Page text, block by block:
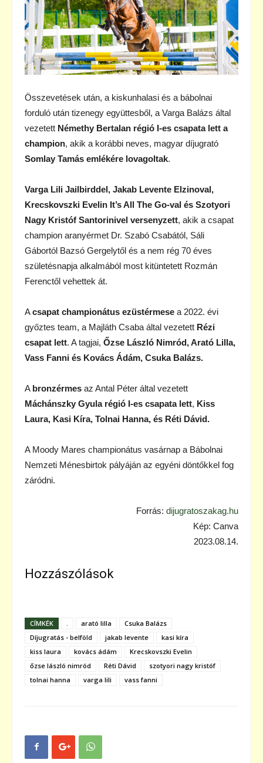
Összevetések után, a kiskunhalasi és a bábolnai
forduló után tizenegy együttesből, a Varga Balázs által
vezetett Némethy Bertalan régió I-es csapata lett a
champion, akik a korábbi neves, magyar díjugrató
Somlay Tamás emlékére lovagoltak.
Varga Lili Jailbirddel, Jakab Levente Elzinoval,
Krecskovszki Evelin It’s All The Go-val és Szotyori
Nagy Kristóf Santorinivel versenyzett, akik a csapat
champion aranyérmet Dr. Szabó Csabától, Sáli
Gábortól Bazsó Gergelytől és a nem rég 70 éves
születésnapja alkalmából most kitüntetett Rozmán
Ferenctől vehettek át.
Acsapat championátus ezüstérmese a 2022. évi
győztes team, a Majláth Csaba által vezetett Rézi
csapat lett. A tagjai, Őzse László Nimród, Arató Lilla,
Vass Fanni és Kovács Ádám, Csuka Balázs.
A bronzérmes az Antal Péter által vezetett
Máchánszky Gyula régió I-es csapata lett, Kiss
Laura, Kasi Kíra, Tolnai Hanna, és Réti Dávid.
A Moody Mares championátus vasárnap a Bábolnai
Nemzeti Ménesbirtok pályáján az egyéni döntőkkel fog
záródni.
Forrás: dijugratoszakag.hu
Kép: Canva
2023.08.14.
Hozzászólások
CÍMKÉK arató lilla
Csuka Balázs
Díjugratás - belföld
jakab levente
kasi kíra
kiss laura
kovács ádám
Krecskovszki Evelin
őzse lászló nimród
Réti Dávid
szotyori nagy kristóf
tolnai hanna
varga lili vass fanni